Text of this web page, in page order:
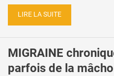
LIRE LA SUITE
MIGRAINE
parfois de la